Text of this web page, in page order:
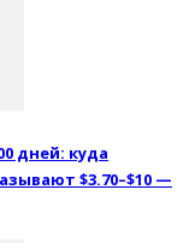
дней: куда
$3.70–$10 —